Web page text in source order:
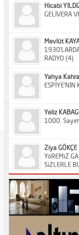
Hicabi
GELİVERA
Mevlüt
RADYO (4)
Yahya
ESPİYE’NİN
Yeliz
1000.
Ziya GÖKÇE
YöREMiZ
SiZLERLE